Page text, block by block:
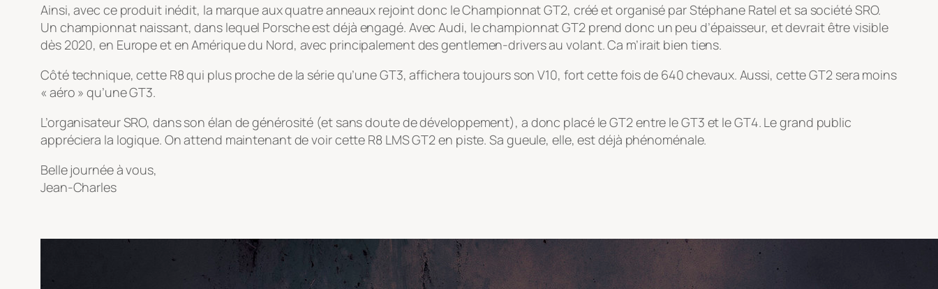
Ainsi, avec ce produit inédit, la marque aux quatre anneaux rejoint donc le Championnat GT2, créé et organisé par Stéphane Ratel et sa société SRO.
Un championnat naissant, dans lequel Porsche est déjà engagé. Avec Audi, le championnat GT2 prend donc un peu d’épaisseur, et devrait être visible
dès 2020, en Europe et en Amérique du Nord, avec principalement des gentlemen-drivers au volant. Ca m’irait bien tiens.
Côté technique, cette R8 qui plus proche de la série qu’une GT3, affichera toujours son V10, fort cette fois de 640 chevaux. Aussi, cette GT2 sera moins
« aéro » qu’une GT3.
L’organisateur SRO, dans son élan de générosité (et sans doute de développement), a donc placé le GT2 entre le GT3 et le GT4. Le grand public
appréciera la logique. On attend maintenant de voir cette R8 LMS GT2 en piste. Sa gueule, elle, est déjà phénoménale.
Belle journée à vous,
Jean-Charles